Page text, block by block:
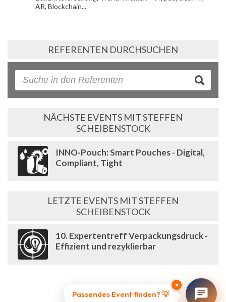
AR, Blockchain...
REFERENTEN DURCHSUCHEN
NÄCHSTE EVENTS MIT STEFFEN
SCHEIBENSTOCK
INNO-Pouch: Smart Pouches - Digital,
Compliant, Tight
LETZTE EVENTS MIT STEFFEN
SCHEIBENSTOCK
10. Expertentreff Verpackungsdruck -
Effizient und rezyklierbar
×
Passendes Event finden? 💡